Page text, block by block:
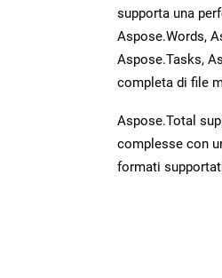
supporta una
Aspose.Words,
Aspose.Tasks,
completa di file
Aspose.Total
complesse con
formati